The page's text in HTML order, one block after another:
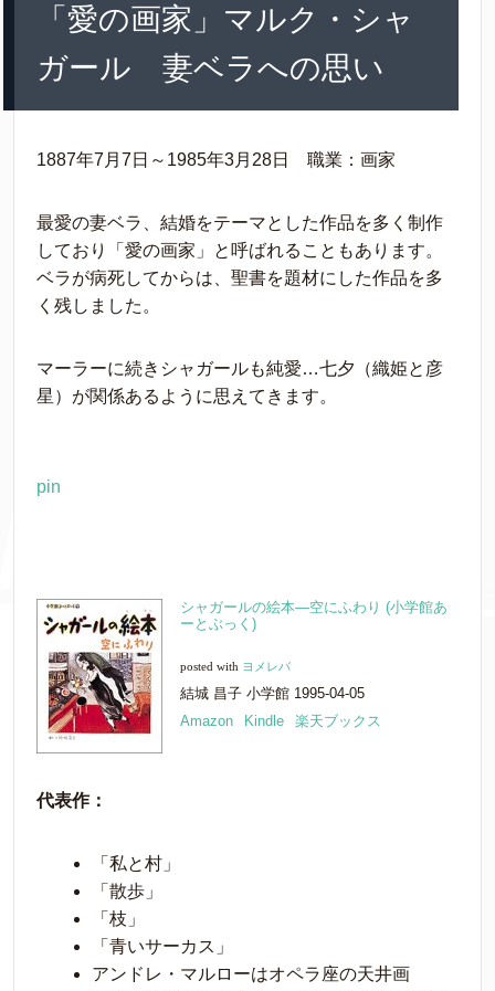
「愛の画家」マルク・シャ
ガール 妻ベラへの思い
1887年7月7日～1985年3月28日 職業：画家
最愛の妻ベラ、結婚をテーマとした作品を多く制作
しており「愛の画家」と呼ばれることもあります。
ベラが病死してからは、聖書を題材にした作品を多
く残しました。
マーラーに続きシャガールも純愛…七夕（織姫と彦
星）が関係あるように思えてきます。
pin
シャガールの絵本―空にふわり (小学館あ
ーとぶっく)
posted with ヨメレバ
結城 昌子 小学館 1995-04-05
Amazon
Kindle 楽天ブックス
代表作：
「私と村」
「散歩」
「枝」
「青いサーカス」
アンドレ・マルローはオペラ座の天井画